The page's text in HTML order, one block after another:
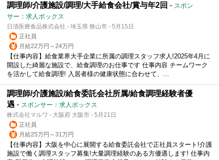
調理師/介護施設/調理/大手給食会社/賞与年2回 - スポン
サー：求人ボックス
日清医療食品株式会社 - 埼玉県 狭山市 - 5月15日
正社員
月給22万円～24万円
【仕事内容】給食業界大手企業に所属の調理スタッフ求人!2025年4月に
開設した綺麗な施設で、給食調理のお仕事です 仕事内容 チームワーク
を活かして給食調理! 入居者様の健康状態に合わせて、...
調理師/介護施設/給食委託会社所属/給食調理経験者優
遇 - スポンサー：求人ボックス
株式会社マルワ - 大阪府 大阪市 - 5月21日
正社員
月給25万円～31万円
【仕事内容】大阪を中心に展開する給食委託会社で正社員スタート!介護
施設で働く調理スタッフ募集!大量調理経験のある方優遇します! 仕事内